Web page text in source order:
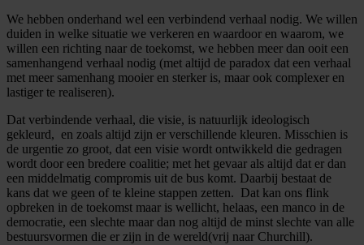
We hebben onderhand wel een verbindend verhaal nodig. We willen
duiden in welke situatie we verkeren en waardoor en waarom, we
willen een richting naar de toekomst, we hebben meer dan ooit een
samenhangend verhaal nodig (met altijd de paradox dat een verhaal
met meer samenhang mooier en sterker is, maar ook complexer en
lastiger te realiseren).
Dat verbindende verhaal, die visie, is natuurlijk ideologisch
gekleurd, en zoals altijd zijn er verschillende kleuren. Misschien is
de urgentie zo groot, dat een visie wordt ontwikkeld die gedragen
wordt door een bredere coalitie; met het gevaar als altijd dat er dan
een middelmatig compromis uit de bus komt. Daarbij bestaat de
kans dat we geen of te kleine stappen zetten. Dat kan ons flink
opbreken in de toekomst maar is wellicht, helaas, een manco in de
democratie, een slechte maar dan nog altijd de minst slechte van alle
bestuursvormen die er zijn in de wereld(vrij naar Churchill).